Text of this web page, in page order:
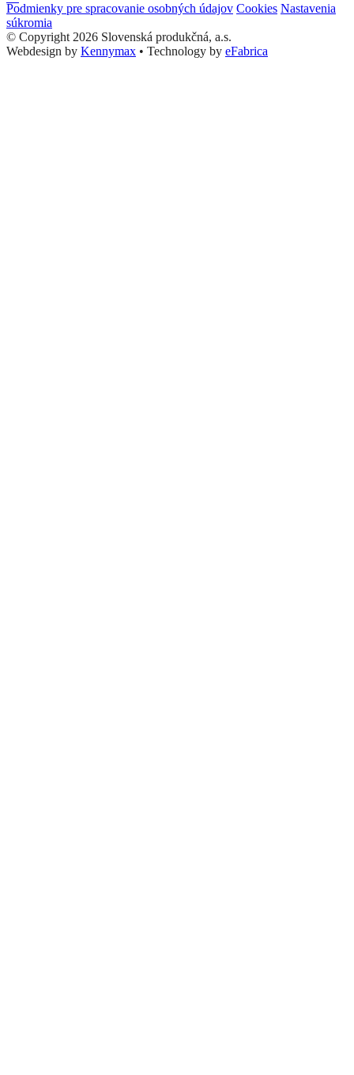
Podmienky pre spracovanie osobných údajov Cookies Nastavenia
súkromia
© Copyright 2026 Slovenská produkčná, a.s.
Webdesign by Kennymax • Technology by eFabrica